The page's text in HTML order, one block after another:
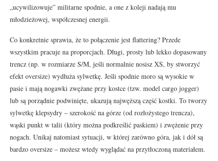
„ucywilizowuje” militarne spodnie, a one z koleji nadają mu
młodzieżowej, współczesnej energii.
Co konkretnie sprawia, że to połączenie jest flattering? Przede
wszystkim pracuje na proporcjach. Długi, prosty lub lekko dopasowany
trencz (np. w rozmiarze S/M, jeśli normalnie nosisz XS, by stworzyć
efekt oversize) wydłuża sylwetkę. Jeśli spodnie moro są wysokie w
pasie i mają nogawki zwężane przy kostce (tzw. model cargo jogger)
lub są porządnie podwinięte, ukazują najwęższą część kostki. To tworzy
sylwetkę klepsydry – szerokość na górze (od rozłożystego trencza),
wąski punkt w talii (który można podkreślić paskiem) i zwężenie przy
nogach. Unikaj natomiast sytuacji, w której zarówno góra, jak i dół są
bardzo oversize – możesz wtedy wyglądać na przytłoczoną materiałem.